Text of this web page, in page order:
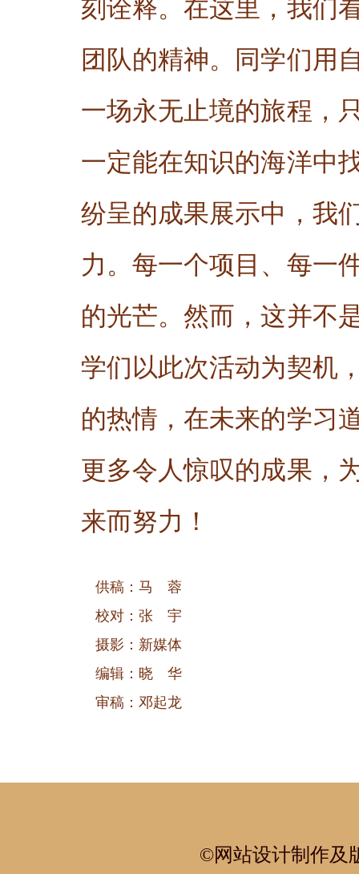
刻诠释。在这里，我们
团队的精神。同学们用
一场永无止境的旅程，
一定能在知识的海洋中
纷呈的成果展示中，我
力。每一个项目、每一
的光芒。然而，这并不
学们以此次活动为契机
的热情，在未来的学习
更多令人惊叹的成果，
来而努力！
供稿：马 蓉
校对：张 宇
摄影：新媒体
编辑：晓 华
审稿：邓起龙
©网站设计制作及